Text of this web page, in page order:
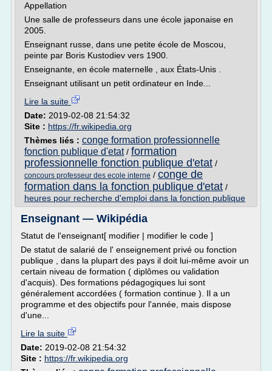
Appellation
Une salle de professeurs dans une école japonaise en
2005.
Enseignant russe, dans une petite école de Moscou,
peinte par Boris Kustodiev vers 1900.
Enseignante, en école maternelle , aux États-Unis .
Enseignant utilisant un petit ordinateur en Inde...
Lire la suite
Date: 2019-02-08 21:54:32
Site : https://fr.wikipedia.org
Thèmes liés : conge formation professionnelle
fonction publique d'etat/ formation
professionnelle fonction publique d'etat /
concours professeur des ecole interne / conge de
formation dans la fonction publique d'etat /
heures pour recherche d'emploi dans la fonction publique
Enseignant — Wikipédia
Statut de l'enseignant[ modifier | modifier le code ]
De statut de salarié de l' enseignement privé ou fonction
publique , dans la plupart des pays il doit lui-même avoir un
certain niveau de formation ( diplômes ou validation
d'acquis). Des formations pédagogiques lui sont
généralement accordées ( formation continue ). Il a un
programme et des objectifs pour l'année, mais dispose
d'une...
Lire la suite
Date: 2019-02-08 21:54:32
Site : https://fr.wikipedia.org